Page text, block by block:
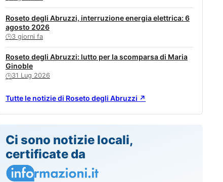
Roseto degli Abruzzi, interruzione energia elettrica: 6
agosto 2026
🕒3 giorni fa
Roseto degli Abruzzi: lutto per la scomparsa di Maria
Ginoble
🕒31 Lug 2026
Tutte le notizie di Roseto degli Abruzzi ↗
Ci sono notizie locali,
certificate da